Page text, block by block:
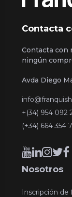
Contacta
Contacta con
ningún
Avda Diego
+(34) 954 092
(+34) 664 354
Nosotros
Inscripción de